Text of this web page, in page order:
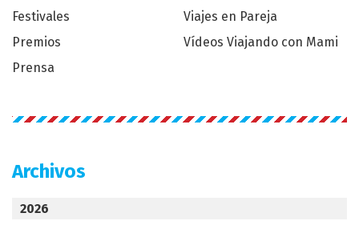
Festivales
Premios
Prensa
Viajes en Pareja
Vídeos Viajando con Mami
Archivos
2026